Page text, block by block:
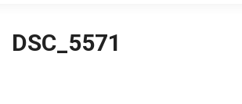
DSC_5571